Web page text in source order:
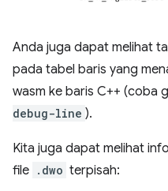
Anda juga dapat melihat
pada tabel baris yang
wasm ke baris C++ (coba
debug-line ).
Kita juga dapat melihat
file .dwo terpisah: